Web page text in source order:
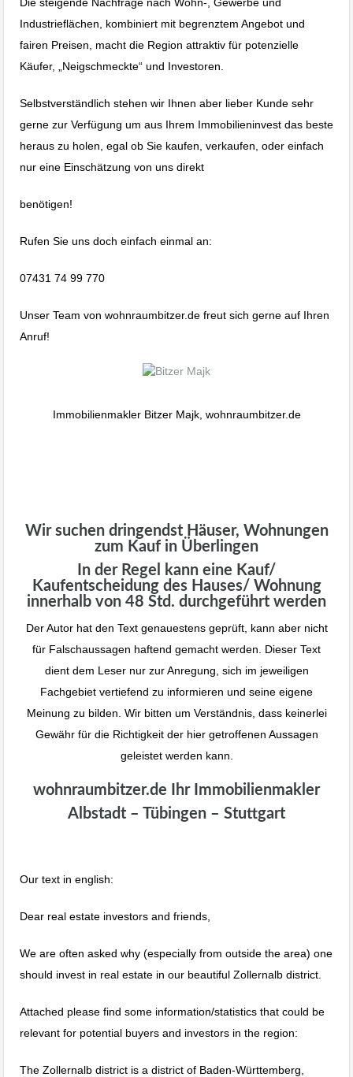
Industrieflächen, kombiniert mit begrenztem Angebot und
fairen Preisen, macht die Region attraktiv für potenzielle
Käufer, „Neigschmeckte“ und Investoren.
Selbstverständlich stehen wir Ihnen aber lieber Kunde sehr
gerne zur Verfügung um aus Ihrem Immobilieninvest das beste
heraus zu holen, egal ob Sie kaufen, verkaufen, oder einfach
nur eine Einschätzung von uns direkt
benötigen!
Rufen Sie uns doch einfach einmal an:
07431 74 99 770
Unser Team von wohnraumbitzer.de freut sich gerne auf Ihren
Anruf!
Immobilienmakler Bitzer Majk, wohnraumbitzer.de
Wir suchen dringendst Häuser, Wohnungen
zum Kauf in Überlingen
In der Regel kann eine Kauf/
Kaufentscheidung des Hauses/ Wohnung
innerhalb von 48 Std. durchgeführt werden
Der Autor hat den Text genauestens geprüft, kann aber nicht
für Falschaussagen haftend gemacht werden. Dieser Text
dient dem Leser nur zur Anregung, sich im jeweiligen
Fachgebiet vertiefend zu informieren und seine eigene
Meinung zu bilden. Wir bitten um Verständnis, dass keinerlei
Gewähr für die Richtigkeit der hier getroffenen Aussagen
geleistet werden kann.
wohnraumbitzer.de Ihr Immobilienmakler
Albstadt – Tübingen – Stuttgart
Our text in english:
Dear real estate investors and friends,
We are often asked why (especially from outside the area) one
should invest in real estate in our beautiful Zollernalb district.
Attached please find some information/statistics that could be
relevant for potential buyers and investors in the region:
The Zollernalb district is a district of Baden-Württemberg,